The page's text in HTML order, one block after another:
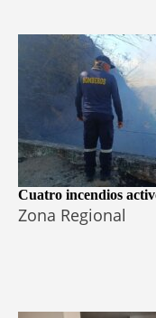
Cuatro incendios
Zona Regional